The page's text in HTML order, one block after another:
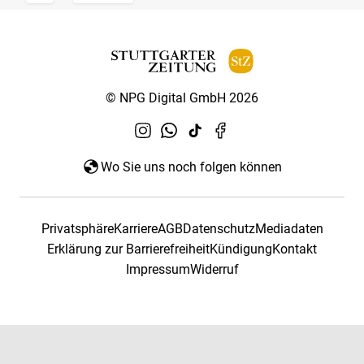
© NPG Digital GmbH 2026
Wo Sie uns noch folgen können
PrivatsphäreKarriereAGBDatenschutzMediadaten
Erklärung zur BarrierefreiheitKündigungKontakt
ImpressumWiderruf